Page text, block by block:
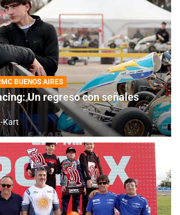
BUENOS AIRES
Un regreso con señales
Kart